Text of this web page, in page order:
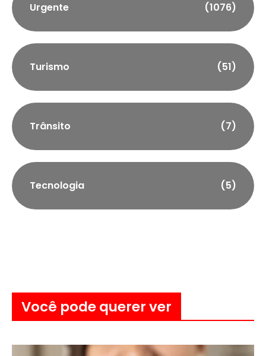
Urgente (1076)
Turismo (51)
Trânsito (7)
Tecnologia (5)
Você pode querer ver